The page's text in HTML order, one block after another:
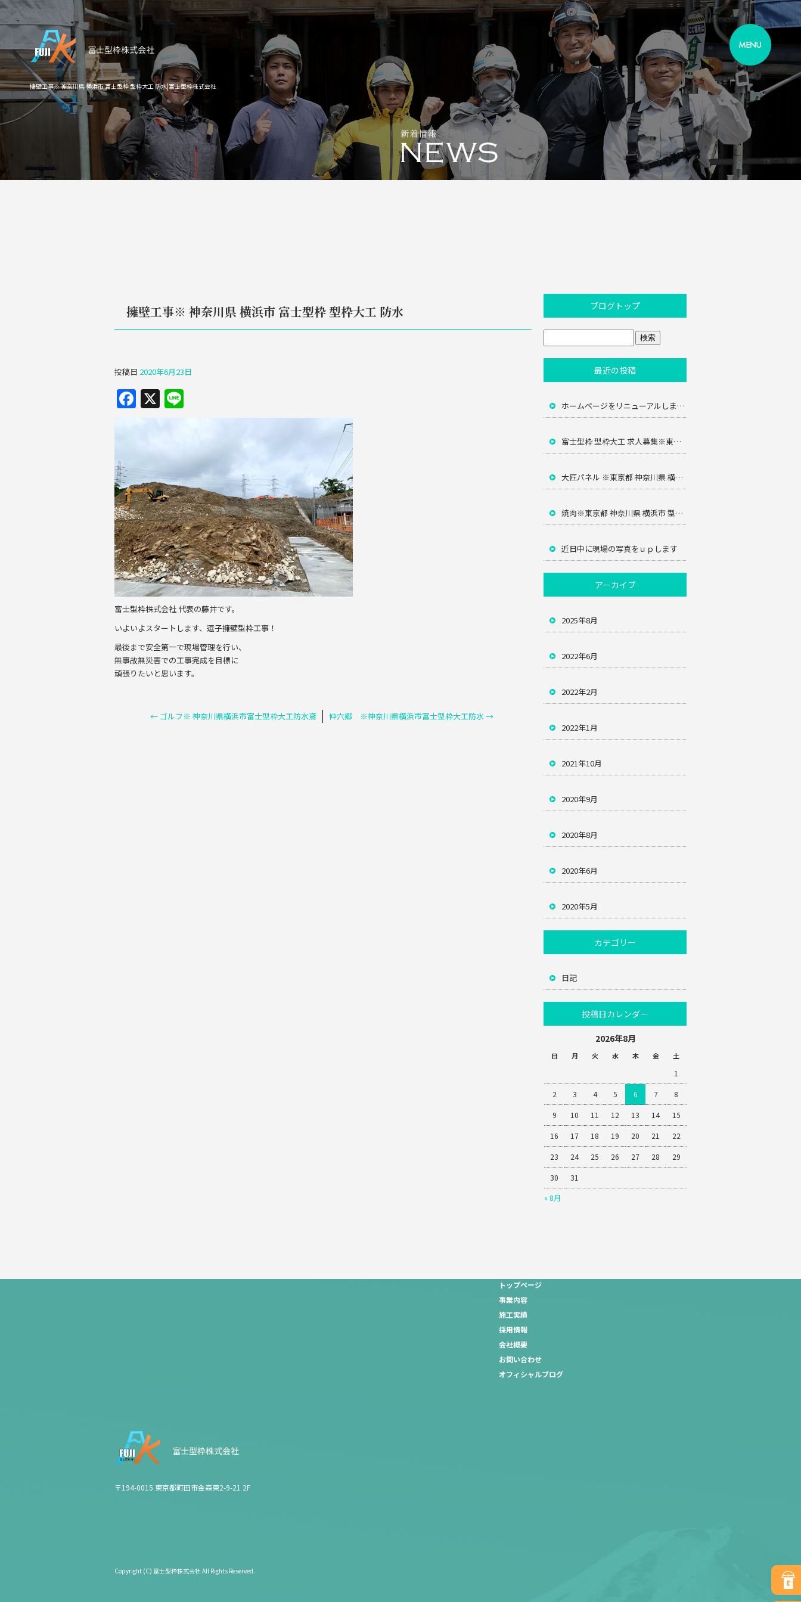
擁壁工事※ 神奈川県 横浜市 富士型枠 型枠大工 防水|富士型枠株式会社
擁壁工事※ 神奈川県 横浜市 富士型枠 型枠大工 防水
投稿日 2020年6月23日
F
a
e
b
o
o
k
X
富士型枠株式会社 代表の藤井です。
いよいよスタートします、逗子擁壁型枠工事！
最後まで安全第一で現場管理を行い、
無事故無災害での工事完成を目標に
頑張りたいと思います。
← ゴルフ※ 神奈川県横浜市富士型枠大工防水鳶 仲六郷 ※神奈川県横浜市富士型枠大工防水→
ブログトップ
最近の投稿
ホームページをリニューアルしました！
富士型枠 型枠大工 求人募集※東京都 町田市 神奈川県 横浜市 川崎市
大匠パネル ※東京都 神奈川県 横浜市 富士型枠大工
焼肉※東京都 神奈川県 横浜市 型枠大工 富士型枠
近日中に現場の写真をｕｐします
アーカイブ
2025年8月
2022年6月
2022年2月
2022年1月
2021年10月
2020年9月
2020年8月
2020年6月
2020年5月
カテゴリー
日記
投稿日カレンダー
2026年8月
日 月 火 水 木 金 土
« 8月
1
2 3 4 5 6 7 8
9 10 11 12 13 14 15
16 17 18 19 20 21 22
23 24 25 26 27 28 29
30 31
トップページ
事業内容
施工実績
採用情報
会社概要
お問い合わせ
オフィシャルブログ
〒194-0015 東京都町田市金森東2-9-21 2F
Copyright (C) 富士型枠株式会社 All Rights Reserved.